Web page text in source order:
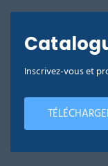
Inscrivez-vous et